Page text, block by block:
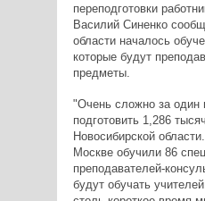
переподготовки
Василий Синенко
области началось
которые будут
предметы.
"Очень сложно за один
подготовить 1,286
Новосибирской
Москве обучили 86
преподавателей-
будут обучать